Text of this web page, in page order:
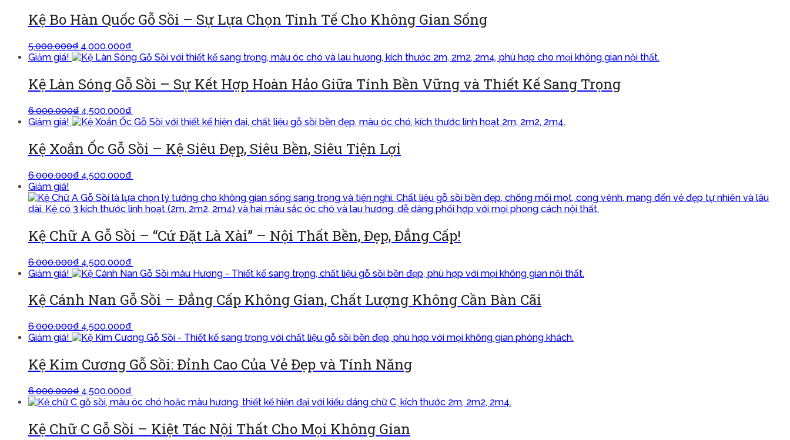
Kệ Bo Hàn Quốc Gỗ Sồi – Sự Lựa Chọn Tinh Tế Cho Không Gian Sống
5.000.000₫ 4.000.000₫
Giảm giá!
Kệ Làn Sóng Gỗ Sồi – Sự Kết Hợp Hoàn Hảo Giữa Tính Bền Vững và Thiết Kế Sang Trọng
6.000.000₫ 4.500.000₫
Giảm giá!
Kệ Xoắn Ốc Gỗ Sồi – Kệ Siêu Đẹp, Siêu Bền, Siêu Tiện Lợi
6.000.000₫ 4.500.000₫
Giảm giá!
Kệ Chữ A Gỗ Sồi – “Cứ Đặt Là Xài” – Nội Thất Bền, Đẹp, Đẳng Cấp!
6.000.000₫ 4.500.000₫
Giảm giá!
Kệ Cánh Nan Gỗ Sồi – Đẳng Cấp Không Gian, Chất Lượng Không Cần Bàn Cãi
6.000.000₫ 4.500.000₫
Giảm giá!
Kệ Kim Cương Gỗ Sồi: Đỉnh Cao Của Vẻ Đẹp và Tính Năng
6.000.000₫ 4.500.000₫
Kệ Chữ C Gỗ Sồi – Kiệt Tác Nội Thất Cho Mọi Không Gian